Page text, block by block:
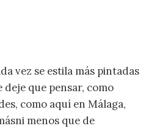
vez se estila más pintadas
que pensar, como
como aquí en Málaga,
menos que de